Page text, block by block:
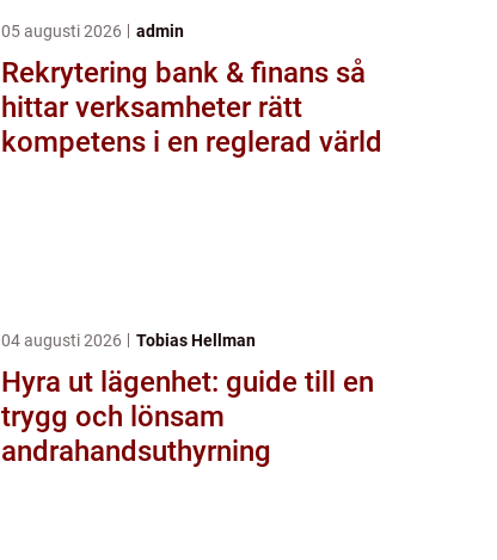
05 augusti 2026 admin
Rekrytering bank & finans så
hittar verksamheter rätt
kompetens i en reglerad värld
04 augusti 2026 Tobias Hellman
Hyra ut lägenhet: guide till en
trygg och lönsam
andrahandsuthyrning